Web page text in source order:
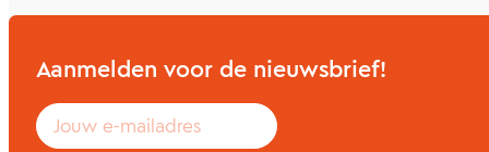
Aanmelden voor de nieuwsbrief!